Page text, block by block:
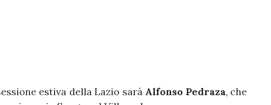
estiva della Lazio sarà Alfonso Pedraza, che